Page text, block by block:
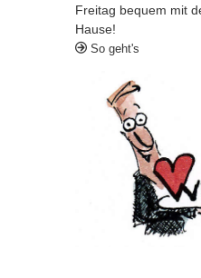
Freitag bequem mit
Hause!
So geht's